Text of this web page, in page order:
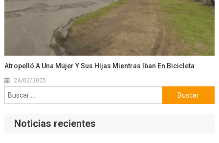
Atropelló A Una Mujer Y Sus Hijas Mientras Iban En Bicicleta
24/02/2025
Buscar:
Noticias recientes